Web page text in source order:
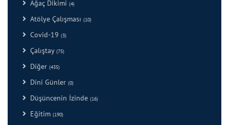
Ağaç Dikimi (4)
Atölye Çalışması (10)
Covid-19 (3)
Çalıştay (75)
Diğer (435)
Dini Günler (0)
Düşüncenin İzinde (16)
Eğitim (190)